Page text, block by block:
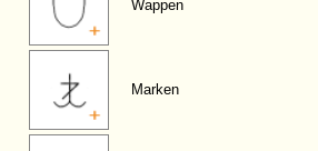
Wappen
Marken